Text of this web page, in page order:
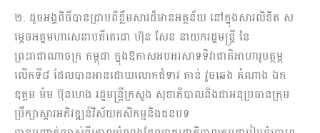
២. ដូចអង្គពិធីបានជ្រាបពីខ្លឹមសារដ៏មានអត្ថន័យ នៅក្នុងសារលិខិត ស
ម្តេចអគ្គមហាសេនាបតីតេជោ ហ៊ុន សែន នាយករដ្ឋមន្រ្តី នៃ
ព្រះរាជាណាចក្រ កម្ពុជា ក្នុងឱកាសអបអរសាទទិវាជាតិអាហារូបត្ថម្ភ
លើកទី៨ ដែលបានអានដោយលោកជំទាវ តាន់ វួចឆេង តំណាង ឯក
ឧត្តម ម៉ម ប៊ុនហេង រដ្ឋមន្ត្រីក្រសួង សុខាភិបាលនិងជាអនុប្រធានក្រុម
ប្រឹក្សាស្ដារអភិវឌ្ឍន៍វិស័យកសិកម្មនិងជនបទ